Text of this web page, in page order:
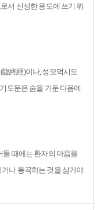
서 신성한 용도에 쓰기 위
終經)이나, 성모덕시도
도문은 숨을 거둔 다음에
때에는 환자의 마음을
나 통곡하는 것을 삼가야